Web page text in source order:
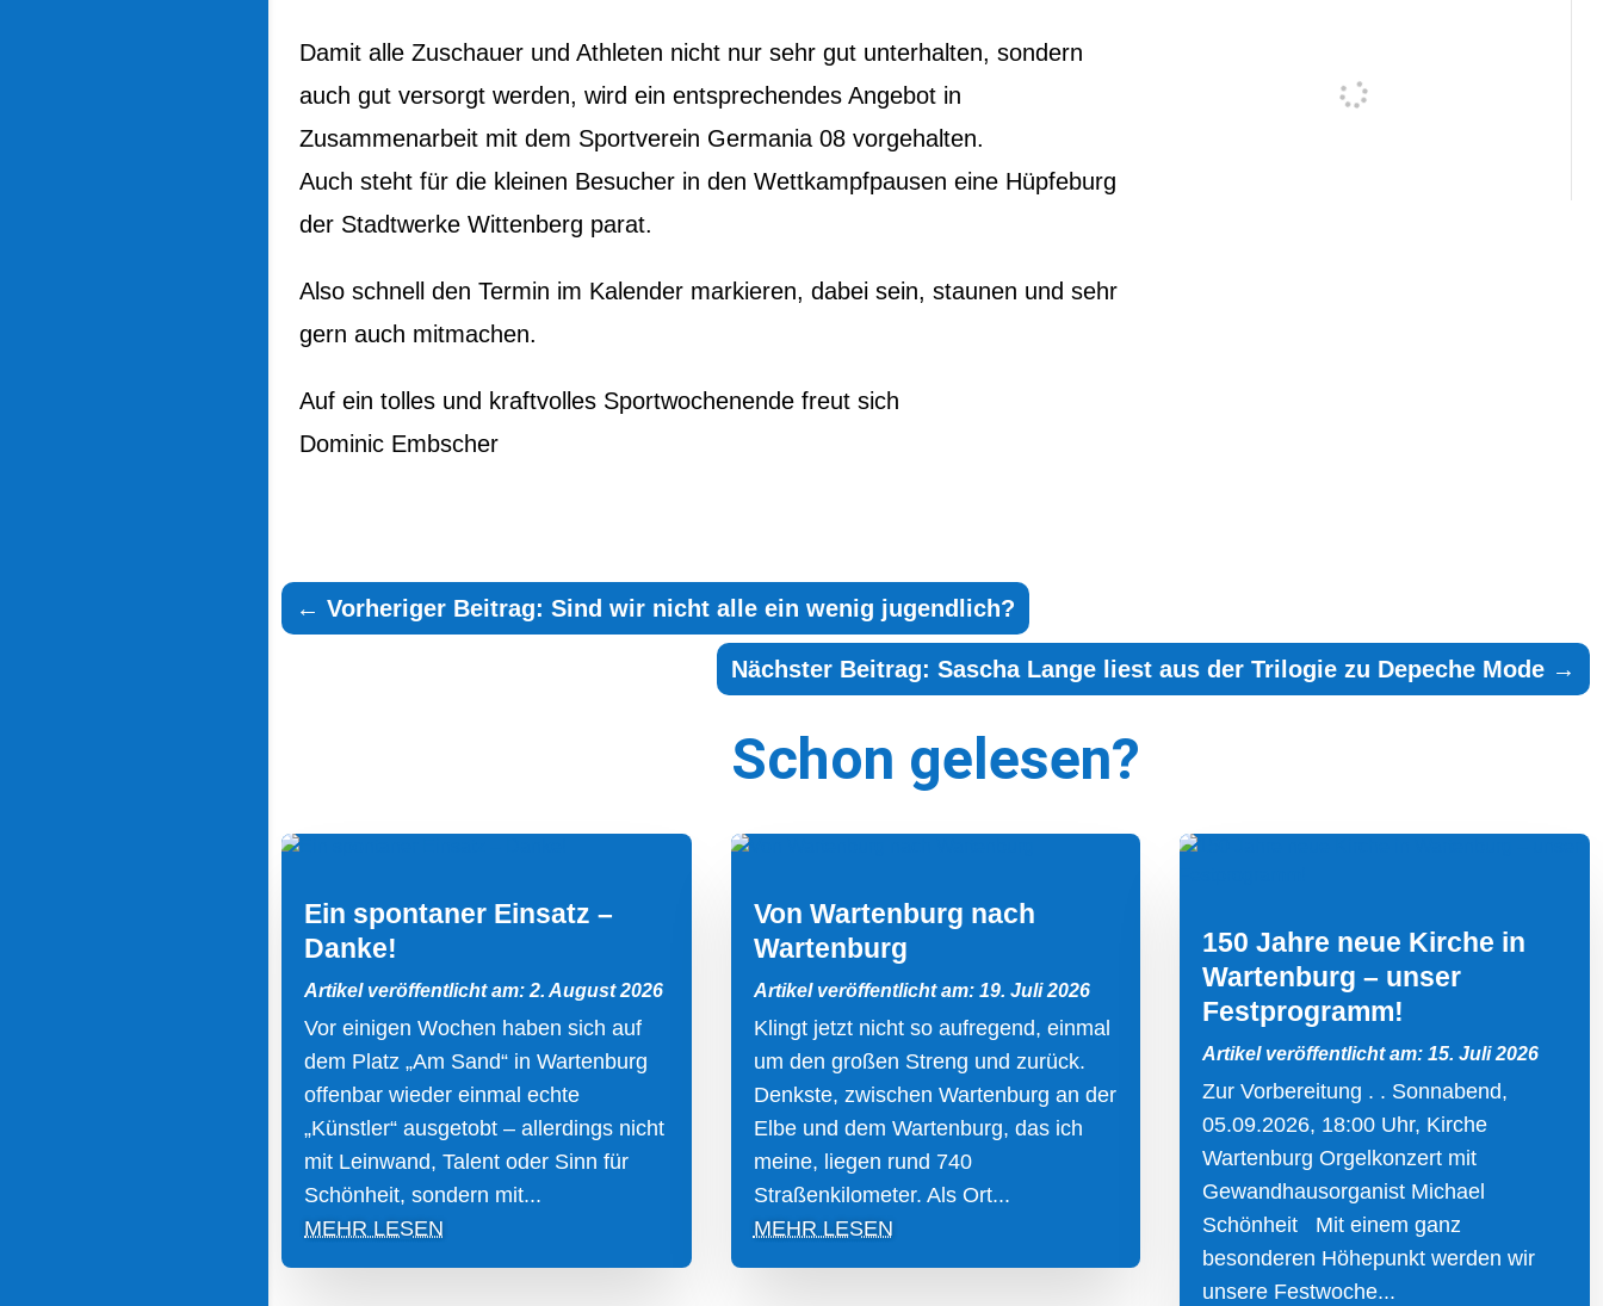
Damit alle Zuschauer und Athleten nicht nur sehr gut unterhalten, sondern
auch gut versorgt werden, wird ein entsprechendes Angebot in
Zusammenarbeit mit dem Sportverein Germania 08 vorgehalten.
Auch steht für die kleinen Besucher in den Wettkampfpausen eine Hüpfeburg
der Stadtwerke Wittenberg parat.
Also schnell den Termin im Kalender markieren, dabei sein, staunen und sehr
gern auch mitmachen.
Auf ein tolles und kraftvolles Sportwochenende freut sich
Dominic Embscher
←Vorheriger Beitrag: Sind wir nicht alle ein wenig jugendlich?
Nächster Beitrag: Sascha Lange liest aus der Trilogie zu Depeche Mode→
Schon gelesen?
Ein spontaner Einsatz –
Danke!
Artikel veröffentlicht am: 2. August 2026
Vor einigen Wochen haben sich auf
dem Platz „Am Sand“ in Wartenburg
offenbar wieder einmal echte
„Künstler“ ausgetobt – allerdings nicht
mit Leinwand, Talent oder Sinn für
Schönheit, sondern mit...
MEHR LESEN
Von Wartenburg nach
Wartenburg
Artikel veröffentlicht am: 19. Juli 2026
Klingt jetzt nicht so aufregend, einmal
um den großen Streng und zurück.
Denkste, zwischen Wartenburg an der
Elbe und dem Wartenburg, das ich
meine, liegen rund 740
Straßenkilometer. Als Ort...
MEHR LESEN
150 Jahre neue Kirche in
Wartenburg – unser
Festprogramm!
Artikel veröffentlicht am: 15. Juli 2026
Zur Vorbereitung . . Sonnabend,
05.09.2026, 18:00 Uhr, Kirche
Wartenburg Orgelkonzert mit
Gewandhausorganist Michael
Schönheit Mit einem ganz
besonderen Höhepunkt werden wir
unsere Festwoche...